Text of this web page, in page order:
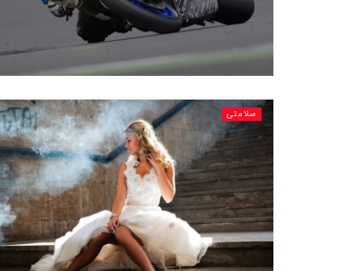
سلامتی